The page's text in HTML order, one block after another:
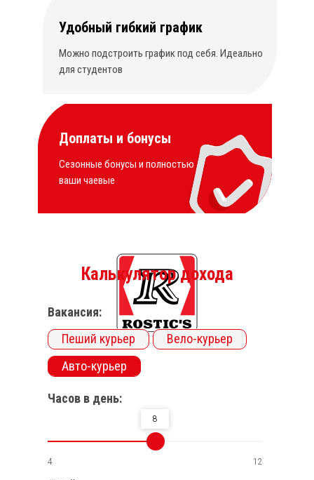
Удобный гибкий график
Можно подстроить график под себя. Идеально
для студентов
Доплаты и бонусы
Сезонные бонусы и полностью
ваши чаевые
Часов в день:
8
4 12
Калькулятор дохода
Вакансия:
Пеший курьер
Вело-курьер
Авто-курьер